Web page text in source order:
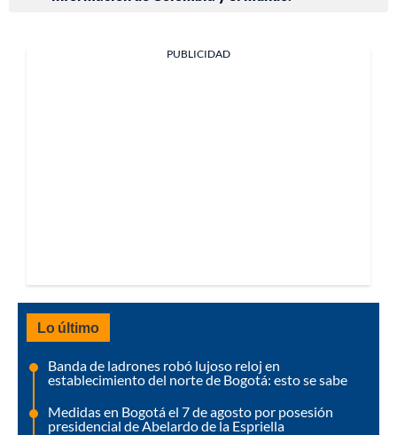
PUBLICIDAD
Lo último
Banda de ladrones robó lujoso reloj en
establecimiento del norte de Bogotá: esto se sabe
Medidas en Bogotá el 7 de agosto por posesión
presidencial de Abelardo de la Espriella